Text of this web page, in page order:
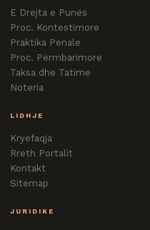
E Drejta e Punës
Proc. Kontestimore
Praktika Penale
Proc. Përmbarimore
Taksa dhe Tatime
Noteria
LIDHJE
Kryefaqja
Rreth Portalit
Kontakt
Sitemap
JURIDIKE